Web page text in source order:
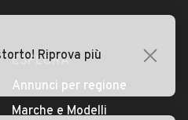
ESPLORA
Annunci per regione
Marche e Modelli
Riprova più